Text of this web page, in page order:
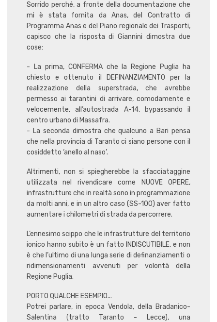
Sorrido perché, a fronte della documentazione che
mi è stata fornita da Anas, del Contratto di
Programma Anas e del Piano regionale dei Trasporti,
capisco che la risposta di Giannini dimostra due
cose:
- La prima, CONFERMA che la Regione Puglia ha
chiesto e ottenuto il DEFINANZIAMENTO per la
realizzazione della superstrada, che avrebbe
permesso ai tarantini di arrivare, comodamente e
velocemente, all’autostrada A-14, bypassando il
centro urbano di Massafra.
- La seconda dimostra che qualcuno a Bari pensa
che nella provincia di Taranto ci siano persone con il
cosiddetto ‘anello al naso’.
Altrimenti, non si spiegherebbe la sfacciataggine
utilizzata nel rivendicare come NUOVE OPERE,
infrastrutture che in realtà sono in programmazione
da molti anni, e in un altro caso (SS-100) aver fatto
aumentare i chilometri di strada da percorrere.
L’ennesimo scippo che le infrastrutture del territorio
ionico hanno subito è un fatto INDISCUTIBILE, e non
è che l’ultimo di una lunga serie di definanziamenti o
ridimensionamenti avvenuti per volontà della
Regione Puglia.
PORTO QUALCHE ESEMPIO...
Potrei parlare, in epoca Vendola, della Bradanico-
Salentina (tratto Taranto - Lecce), una